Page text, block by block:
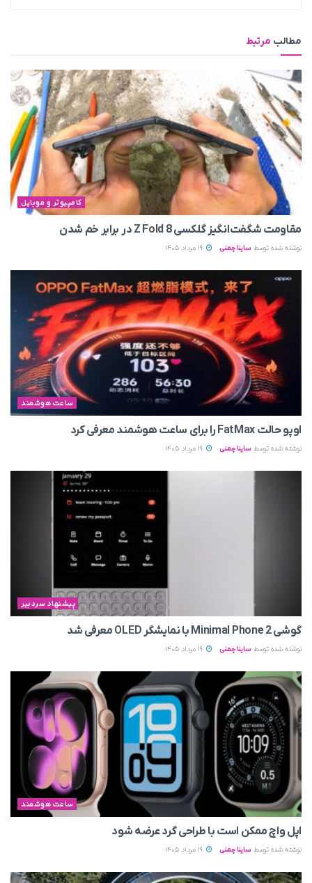
مطالب مرتبط
کامپیوتر و موبایل
مقاومت شگفت‌انگیز گلکسی Z Fold 8 در برابر خم شدن
نوشته شده توسط ساینا چمنی
ساعت هوشمند
اوپو حالت FatMax را برای ساعت هوشمند معرفی کرد
نوشته شده توسط ساینا چمنی
پیشنهاد سردبیر
گوشی Minimal Phone 2 با نمایشگر OLED معرفی شد
نوشته شده توسط ساینا چمنی
ساعت هوشمند
اپل واچ ممکن است با طراحی گرد عرضه شود
نوشته شده توسط ساینا چمنی